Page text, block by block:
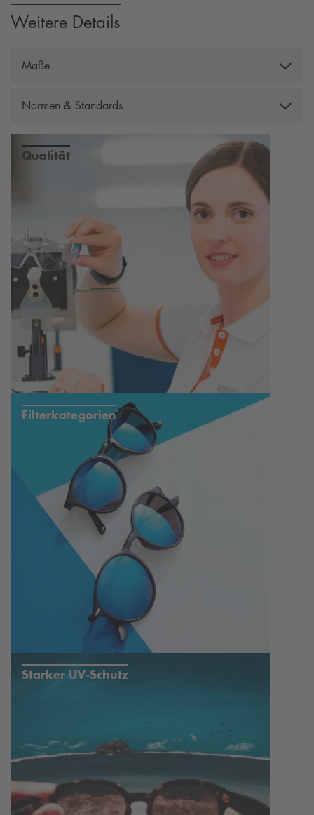
Weitere Details
Maße
Scheibenhöhe: 47 mm, Scheibenbreite: 48 mm,
Normen & Standards
Geprüft gemäß der europäischen Norm EN ISO 12312-
1:2013+A1:2015
Nickel-Unbedenklichkeit
Qualität
Filterkategorien
Starker UV-Schutz